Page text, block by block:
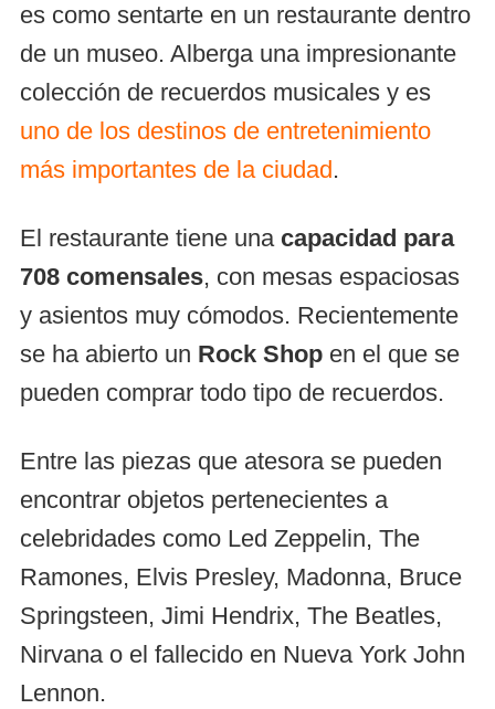
es como sentarte en un restaurante dentro
de un museo. Alberga una impresionante
colección de recuerdos musicales y es
uno de los destinos de entretenimiento
más importantes de la ciudad.
El restaurante tiene una capacidad para
708 comensales, con mesas espaciosas
y asientos muy cómodos. Recientemente
se ha abierto un Rock Shop en el que se
pueden comprar todo tipo de recuerdos.
Entre las piezas que atesora se pueden
encontrar objetos pertenecientes a
celebridades como Led Zeppelin, The
Ramones, Elvis Presley, Madonna, Bruce
Springsteen, Jimi Hendrix, The Beatles,
Nirvana o el fallecido en Nueva York John
Lennon.